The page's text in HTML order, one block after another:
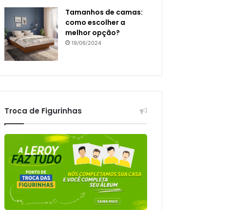
Tamanhos de camas:
como escolher a
melhor opção?
19/06/2024
Troca de Figurinhas